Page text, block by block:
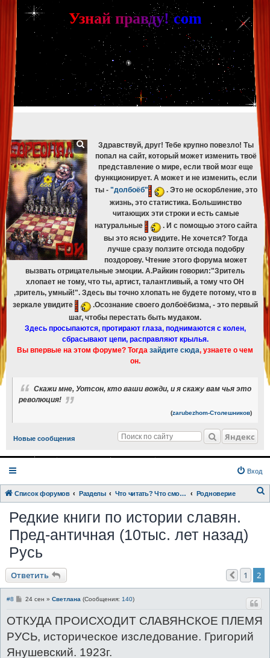
[phpBB Debug] PHP Warning : in file [ROOT]/phpbb/db/driver/mysqli.php
mysqli_fetch_assoc(): Couldn't fetch mysqli_result
[phpBB Debug] PHP Warning: in file[ROOT]/phpbb/db/driver/mysqli.php 329
mysqli_free_result(): Couldn't fetch mysqli_result
[phpBB Debug] PHP Warning
[ROOT]/phpbb/db/driver/mysqli.php on line 265
mysqli_fetch_assoc(): Couldn't fetch mysqli_result
[phpBB Debug] PHP Warning
: in file [ROOT]/phpbb/db/driver/mysqli.php on line329
mysqli_free_result(): Couldn't fetch mysqli_result
[phpBB Debug] PHP Warning: in file [ROOT]/phpbb/db/driver/mysqli.php on line 265
mysqli_fetch_assoc(): Couldn't fetch mysqli_result
[phpBB Debug] PHP Warning
[ROOT]/phpbb/db/driver/mysqli.php on line329:
mysqli_free_result(): Couldn't fetch mysqli_result
[phpBB Debug] PHP Warning
: in file [ROOT]/phpbb/db/driver/mysqli.php on line 265
mysqli_fetch_assoc(): Couldn't fetch mysqli_result
[phpBB Debug] PHP Warning
[ROOT]/phpbb/db/driver/mysqli.php
mysqli_free_result(): Couldn't fetch mysqli_result
Узнай правду! com
Здравствуй, друг! Тебе крупно повезло! Ты
попал на сайт, который может изменить твоё
представление о мире, если твой мозг еще
функционирует. А может и не изменить, если
ты - "долбоёб"
. Это не оскорбление, это
жизнь, это статистика. Большинство
читающих эти строки и есть самые
натуральные
. И с помощью этого сайта
вы это ясно увидите. Не хочется? Тогда
лучше сразу ползите отсюда подобру
поздорову. Чтение этого форума может
вызвать отрицательные эмоции. А.Райкин говорил:"Зритель
хлопает не тому, что ты, артист, талантливый, а тому что ОН
,зритель, умный!". Здесь вы точно хлопать не будете потому, что в
зеркале увидите
.Осознание своего долбоёбизма, - это первый
шаг, чтобы перестать быть мудаком.
Здесь просыпаются, протирают глаза, поднимаются с колен,
сбрасывают цепи, расправляют крылья.
Вы впервые на этом форуме? Тогда зайдите сюда, узнаете о чем
он.
Скажи мне, Уотсон, кто ваши вожди, и я скажу вам чья это
революция!
(zarubezhom-Столешников)
Новые сообщения Яндекс
Вход
Список форумов Разделы Что читать? Что смотреть? Книги и фильмы в кратком изложении Родноверие
Редкие книги по истории славян.
Пред-античная (10тыс. лет назад)
Русь
Ответить Пред.
1 2
#8
С
б
е
н
и
е
24 сен » Светлана (Сообщения: 140)
ОТКУДА ПРОИСХОДИТ СЛАВЯНСКОЕ ПЛЕМЯ
РУСЬ, историческое изследование. Григорий
Янушевский. 1923г.